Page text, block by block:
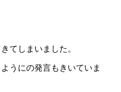
てしまいました。
うにの発言もきいていま